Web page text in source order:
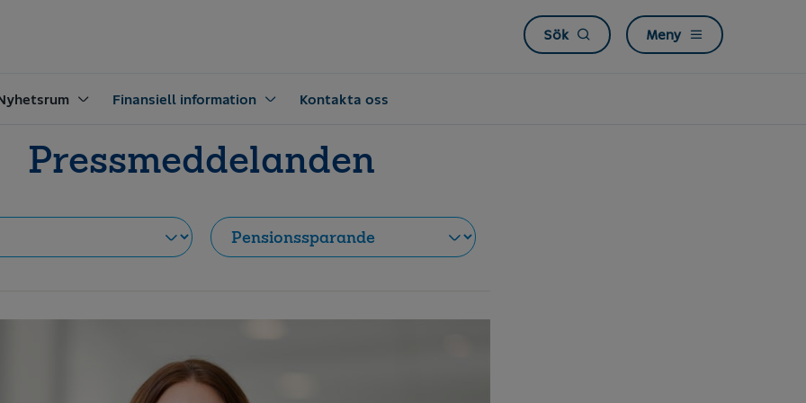
Sök Meny
Finansiell information Kontakta oss
Pressmeddelanden